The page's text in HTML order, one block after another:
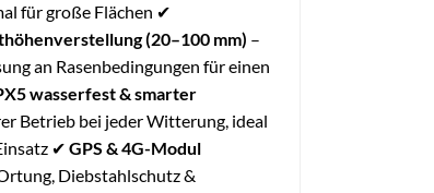
für große Flächen ✔
(20–100 mm) –
an Rasenbedingungen für einen
wasserfest & smarter
Betrieb bei jeder Witterung, ideal
✔GPS & 4G-Modul
Diebstahlschutz &